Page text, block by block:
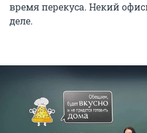
время перекуса. Некий
деле.